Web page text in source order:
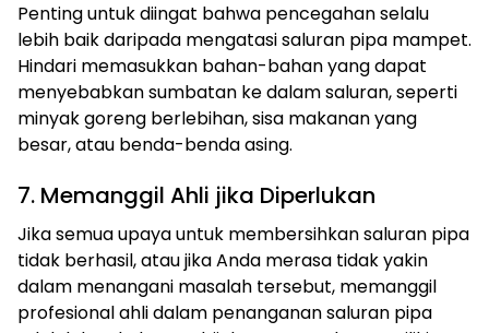
Penting untuk diingat bahwa pencegahan selalu
lebih baik daripada mengatasi saluran pipa mampet.
Hindari memasukkan bahan-bahan yang dapat
menyebabkan sumbatan ke dalam saluran, seperti
minyak goreng berlebihan, sisa makanan yang
besar, atau benda-benda asing.
7. Memanggil Ahli jika Diperlukan
Jika semua upaya untuk membersihkan saluran pipa
tidak berhasil, atau jika Anda merasa tidak yakin
dalam menangani masalah tersebut, memanggil
profesional ahli dalam penanganan saluran pipa